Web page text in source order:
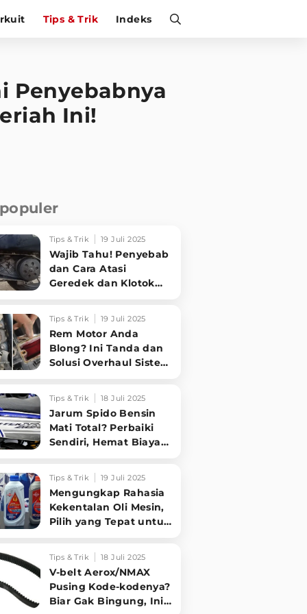
Tips & Trik Indeks
Penyebabnya
Ini!
Tips & Trik 19 Juli 2025
Wajib Tahu! Penyebab
dan Cara Atasi
Geredek dan Klotok
Sampai Tuntas
Tips & Trik 19 Juli 2025
Rem Motor Anda
Blong? Ini Tanda dan
Solusi Overhaul Sistem
Tips & Trik 18 Juli 2025
Jarum Spido Bensin
Mati Total? Perbaiki
Sendiri, Hemat Biaya
Tips & Trik 19 Juli 2025
Mengungkap Rahasia
Kekentalan Oli Mesin,
Pilih yang Tepat untuk
Motormu!
Tips & Trik 18 Juli 2025
V-belt Aerox/NMAX
Pusing Kode-kodenya?
Biar Gak Bingung, Ini